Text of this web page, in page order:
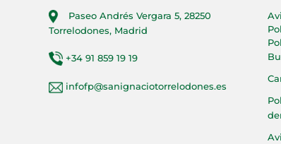
Paseo Andrés Vergara 5, 28250
Torrelodones, Madrid
+34 91 859 19 19
infofp@sanignaciotorrelodones.es